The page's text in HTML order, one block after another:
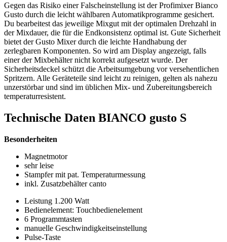
Gegen das Risiko einer Falscheinstellung ist der Profimixer Bianco
Gusto durch die leicht wählbaren Automatikprogramme gesichert.
Du bearbeitest das jeweilige Mixgut mit der optimalen Drehzahl in
der Mixdauer, die für die Endkonsistenz optimal ist. Gute Sicherheit
bietet der Gusto Mixer durch die leichte Handhabung der
zerlegbaren Komponenten. So wird am Display angezeigt, falls
einer der Mixbehälter nicht korrekt aufgesetzt wurde. Der
Sicherheitsdeckel schützt die Arbeitsumgebung vor versehentlichen
Spritzern. Alle Geräteteile sind leicht zu reinigen, gelten als nahezu
unzerstörbar und sind im üblichen Mix- und Zubereitungsbereich
temperaturresistent.
Technische Daten BIANCO gusto S
Besonderheiten
Magnetmotor
sehr leise
Stampfer mit pat. Temperaturmessung
inkl. Zusatzbehälter canto
Leistung 1.200 Watt
Bedienelement: Touchbedienelement
6 Programmtasten
manuelle Geschwindigkeitseinstellung
Pulse-Taste